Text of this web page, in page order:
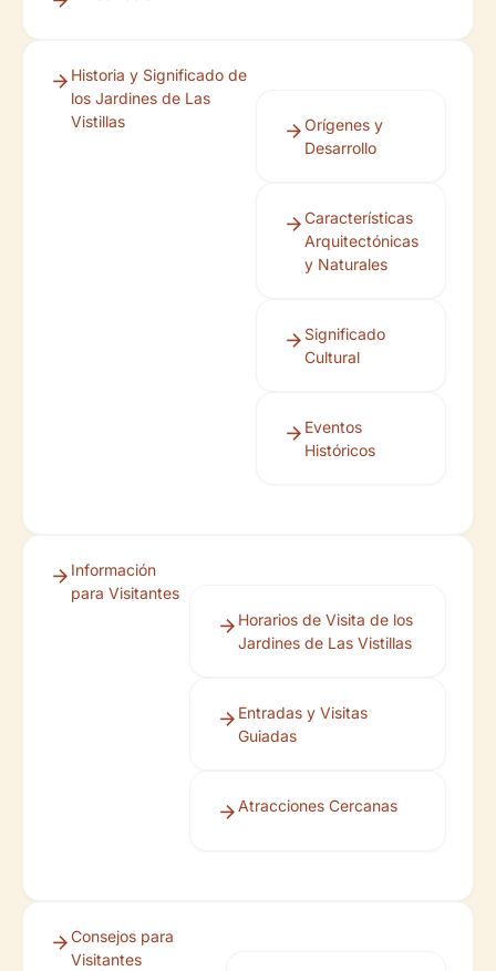
Historia y Significado de
los Jardines de Las
Vistillas
Orígenes y
Desarrollo
Características
Arquitectónicas
y Naturales
Significado
Cultural
Eventos
Históricos
Información
para Visitantes
Horarios de Visita de los
Jardines de Las Vistillas
Entradas y Visitas
Guiadas
Atracciones Cercanas
Consejos para
Visitantes